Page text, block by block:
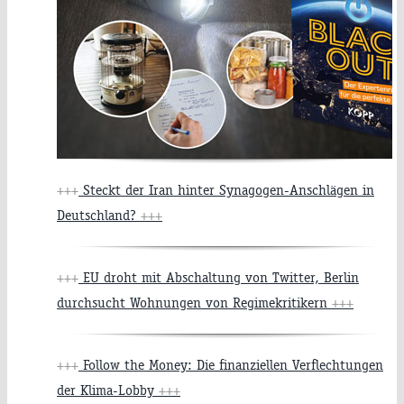
+++ Steckt der Iran hinter Synagogen-Anschlägen in
Deutschland? +++
+++ EU droht mit Abschaltung von Twitter, Berlin
durchsucht Wohnungen von Regimekritikern +++
+++ Follow the Money: Die finanziellen Verflechtungen
der Klima-Lobby +++